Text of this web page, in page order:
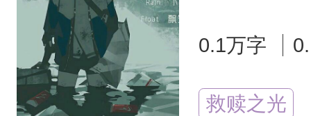
0.1万字
救赎之光